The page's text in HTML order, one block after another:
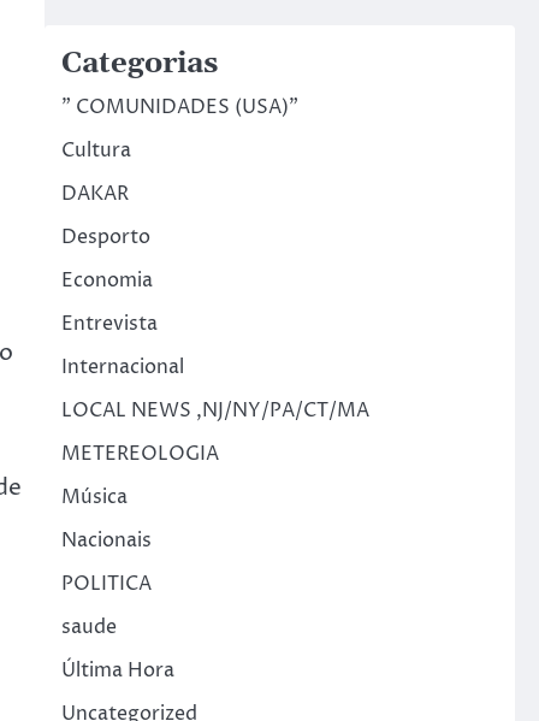
Categorias
" COMUNIDADES (USA)"
Cultura
DAKAR
Desporto
Economia
Entrevista
Internacional
LOCAL NEWS ,NJ/NY/PA/CT/MA
METEREOLOGIA
Música
Nacionais
POLITICA
saude
Última Hora
Uncategorized